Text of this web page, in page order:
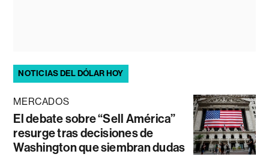
NOTICIAS DEL DÓLAR HOY
MERCADOS
El debate sobre “Sell América”
resurge tras decisiones de
Washington que siembran dudas